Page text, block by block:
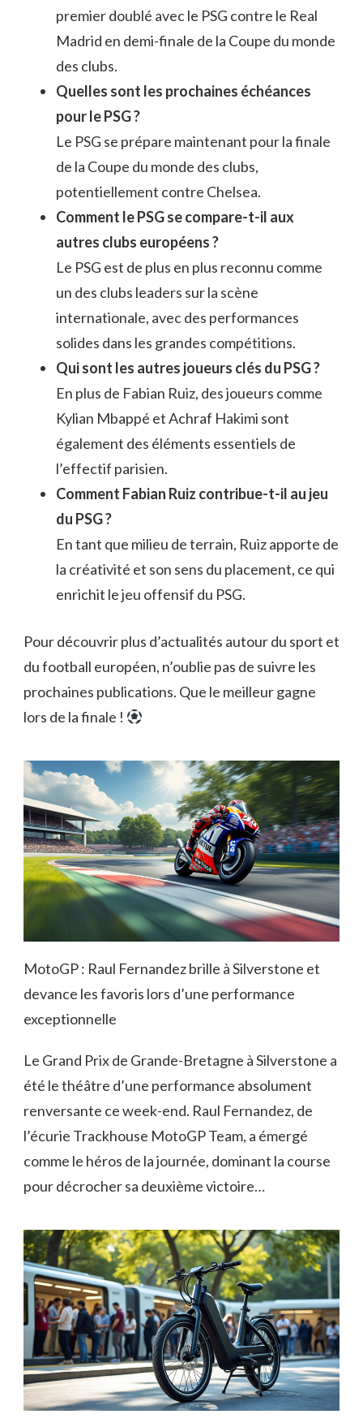
premier doublé avec le PSG contre le Real
Madrid en demi-finale de la Coupe du monde
des clubs.
Quelles sont les prochaines échéances
pour le PSG ?
Le PSG se prépare maintenant pour la finale
de la Coupe du monde des clubs,
potentiellement contre Chelsea.
Comment le PSG se compare-t-il aux
autres clubs européens ?
Le PSG est de plus en plus reconnu comme
un des clubs leaders sur la scène
internationale, avec des performances
solides dans les grandes compétitions.
Qui sont les autres joueurs clés du PSG ?
En plus de Fabian Ruiz, des joueurs comme
Kylian Mbappé et Achraf Hakimi sont
également des éléments essentiels de
l’effectif parisien.
Comment Fabian Ruiz contribue-t-il au jeu
du PSG ?
En tant que milieu de terrain, Ruiz apporte de
la créativité et son sens du placement, ce qui
enrichit le jeu offensif du PSG.
Pour découvrir plus d’actualités autour du sport et
du football européen, n’oublie pas de suivre les
prochaines publications. Que le meilleur gagne
lors de la finale !
MotoGP : Raul Fernandez brille à Silverstone et
devance les favoris lors d’une performance
exceptionnelle
Le Grand Prix de Grande-Bretagne à Silverstone a
été le théâtre d’une performance absolument
renversante ce week-end. Raul Fernandez, de
l’écurie Trackhouse MotoGP Team, a émergé
comme le héros de la journée, dominant la course
pour décrocher sa deuxième victoire…